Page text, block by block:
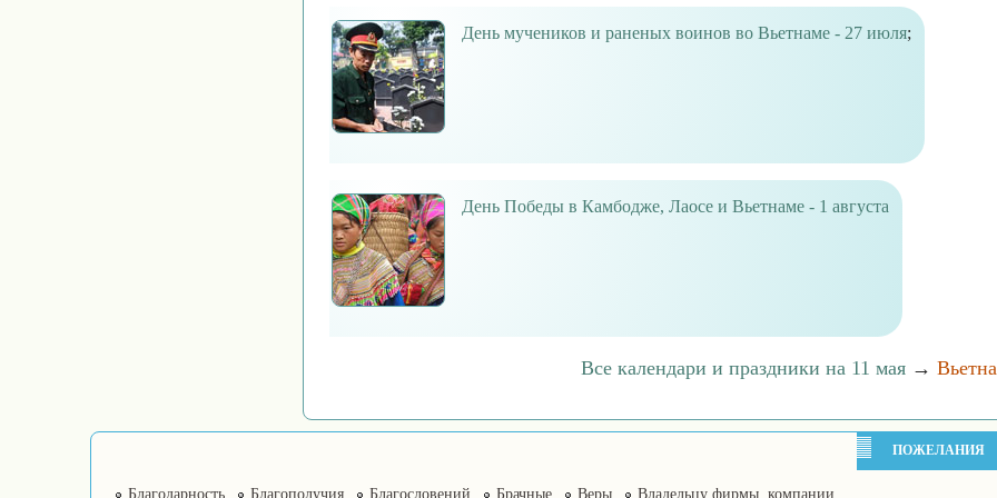
День мучеников и раненых воинов во Вьетнаме - 27 июля;
День Победы в Камбодже, Лаосе и Вьетнаме - 1 августа
Все календари и праздники на 11 мая →
ПОЖЕЛАНИЯ
Благодарность Благополучия Благословений Брачные Веры Владельцу фирмы, компании